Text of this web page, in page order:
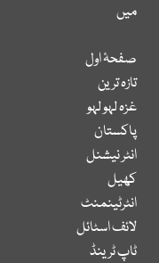
میں
صفحۂ اول
تازہ ترین
غزہ لہو لہو
پاکستان
انٹر نیشنل
کھیل
انٹرٹینمنٹ
لائف اسٹائل
ٹاپ ٹرینڈ